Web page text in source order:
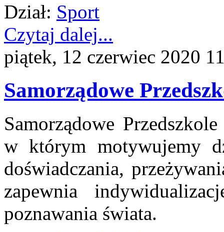
Dział: Sport
Czytaj dalej...
piątek, 12 czerwiec 2020
Samorządowe
Samorządowe
w którym motywujemy
doświadczania,
zapewnia
poznawania świata.